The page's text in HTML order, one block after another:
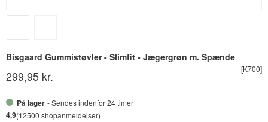
Bisgaard Gummistøvler - Slimfit - Jægergrøn m. Spænde
[K700]
299,95 kr.
På lager - Sendes indenfor 24 timer
4,9(12500 shopanmeldelser)